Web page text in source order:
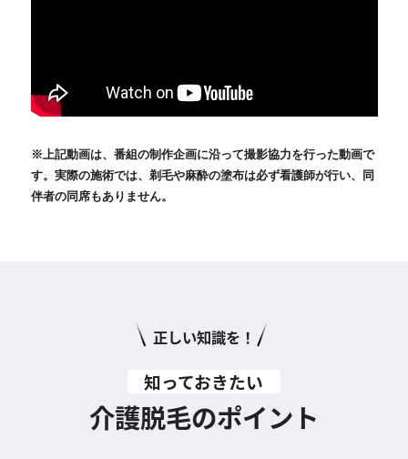
※上記動画は、番組の制作企画に沿って撮影協力を行った動画で
す。実際の施術では、剃毛や麻酔の塗布は必ず看護師が行い、同
伴者の同席もありません。
正しい知識を！
知っておきたい
介護脱毛のポイント